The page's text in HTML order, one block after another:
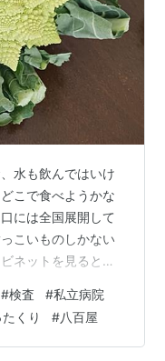
水も飲んではいけ
こで食べようかな
には全国展開して
こいものしかない
ネットを見るとな
を巻いたロール」
ここで食べていく
た。自分では「１
#検査 #私立病院
くり #八百屋